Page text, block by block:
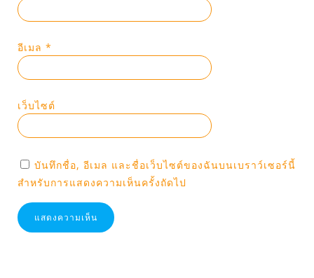
อีเมล *
เว็บไซต์
บันทึกชื่อ, อีเมล และชื่อเว็บไซต์ของฉันบนเบราว์เซอร์นี้
สำหรับการแสดงความเห็นครั้งถัดไป